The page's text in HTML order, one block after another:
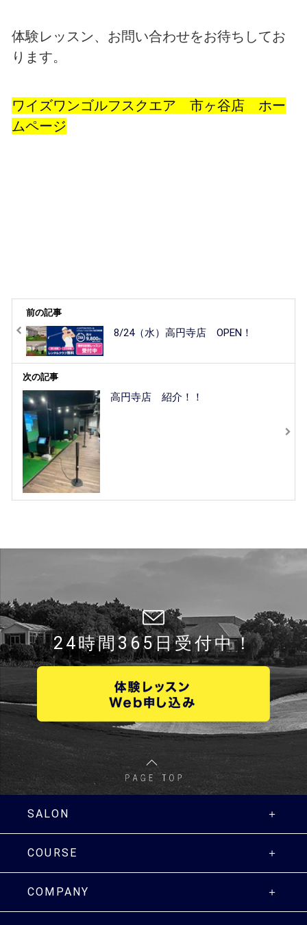
体験レッスン、お問い合わせをお待ちしてお
ります。
ワイズワンゴルフスクエア 市ヶ谷店 ホー
ムページ
前の記事
8/24（水）高円寺店 OPEN！
次の記事
高円寺店 紹介！！
24時間365日受付中！
SALON
COURSE
COMPANY